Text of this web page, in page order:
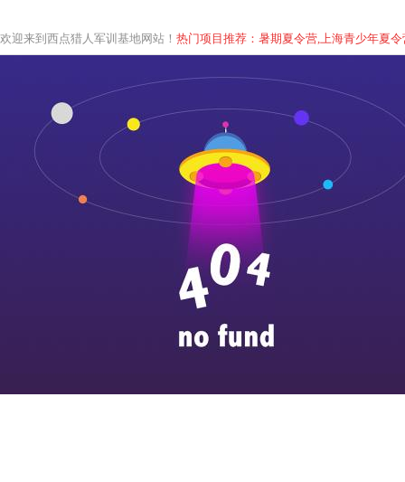
欢迎来到西点猎人军训基地网站！ 热门项目推荐：暑期夏令营,上海青少年夏令